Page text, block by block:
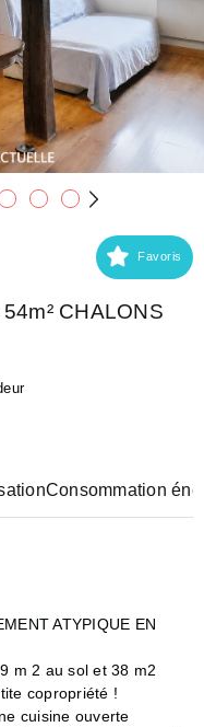
Favoris
CHALONS
Consommation
ATYPIQUE EN
m 2 au sol et 38 m2
copropriété !
cuisine ouverte